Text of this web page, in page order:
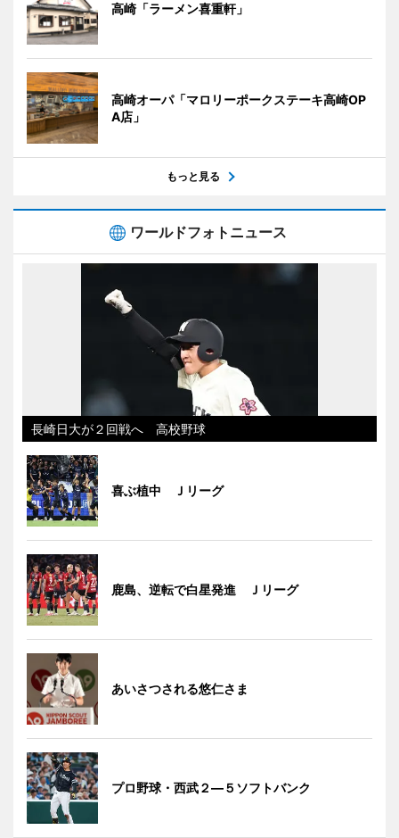
高崎「ラーメン喜重軒」
高崎オーパ「マロリーポークステーキ高崎OP
A店」
もっと見る
ワールドフォトニュース
長崎日大が２回戦へ 高校野球
喜ぶ植中 Ｊリーグ
鹿島、逆転で白星発進 Ｊリーグ
あいさつされる悠仁さま
プロ野球・西武２―５ソフトバンク